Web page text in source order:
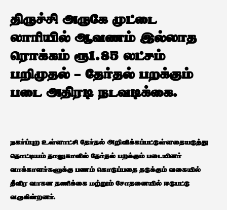
திருச்சி அருகே முட்டை
லாரியில் ஆவணம் இல்லாத
ரொக்கம் ரூ1.85 லட்சம்
பறிமுதல் – தேர்தல் பறக்கும்
படை அதிரடி நடவடிக்கை.
நகர்ப்புற உள்ளாட்சி தேர்தல் அறிவிக்கப்பட்டுள்ளதையடுத்து
தொட்டியம் தாலுகாவில் தேர்தல் பறக்கும் படையினர்
வாக்காளர்களுக்கு பணம் கொடுப்பதை தடுக்கும் வகையில்
தீவிர வாகன தணிக்கை மற்றும் சோதனையில் ஈடுபட்டு
வருகின்றனர்.